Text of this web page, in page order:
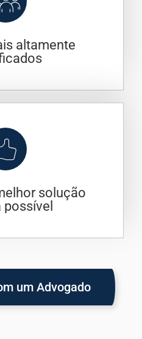
altamente
solução
um Advogado